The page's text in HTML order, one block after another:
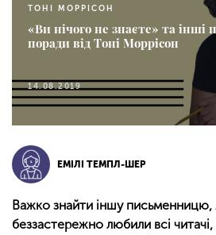
ТОНІ МОРРІСОН
«Ви нічого не знаєте» та інші
поради від Тоні Моррісон
14.08.2019
ЕМІЛІ ТЕМПЛ-ШЕР
Важко знайти іншу письменницю,
беззастережно любили всі